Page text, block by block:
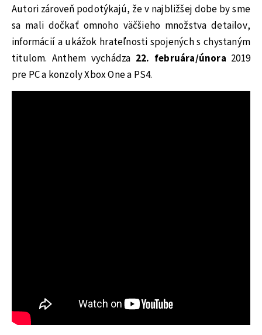
Autori zároveň podotýkajú, že v najbližšej dobe by sme
sa mali dočkať omnoho väčšieho množstva detailov,
informácií a ukážok hrateľnosti spojených s chystaným
titulom. Anthem vychádza 22. februára/února 2019
pre PC a konzoly Xbox One a PS4.